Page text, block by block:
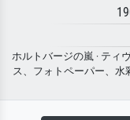
ホルトバージの嵐 · ティ
ス、フォトペーパー、水